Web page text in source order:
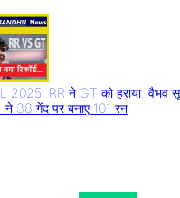
2025: RR ने GT को हराया..वैभव
38 गेंद पर बनाए 101 रन